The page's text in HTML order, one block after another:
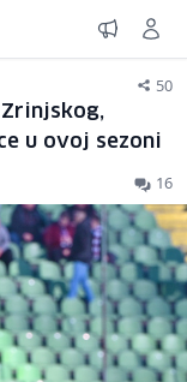
50
u ovoj sezoni
16